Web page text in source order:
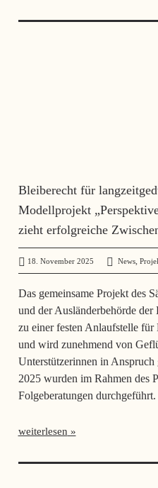
Bleiberecht für
Modellprojekt
zieht erfolgreiche
18. November 2025 News,
Das gemeinsame Projekt des
und der Ausländerbehörde der
zu einer festen Anlaufstelle
und wird zunehmend von
Unterstützerinnen in
2025 wurden im Rahmen des
Folgeberatungen durchgeführt.
weiterlesen